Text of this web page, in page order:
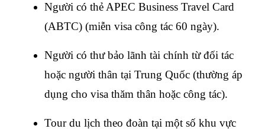
Người có thẻ APEC Business Travel Card
(ABTC) (miễn visa công tác 60 ngày).
Người có thư bảo lãnh tài chính từ đối tác
hoặc người thân tại Trung Quốc (thường áp
dụng cho visa thăm thân hoặc công tác).
Tour du lịch theo đoàn tại một số khu vực